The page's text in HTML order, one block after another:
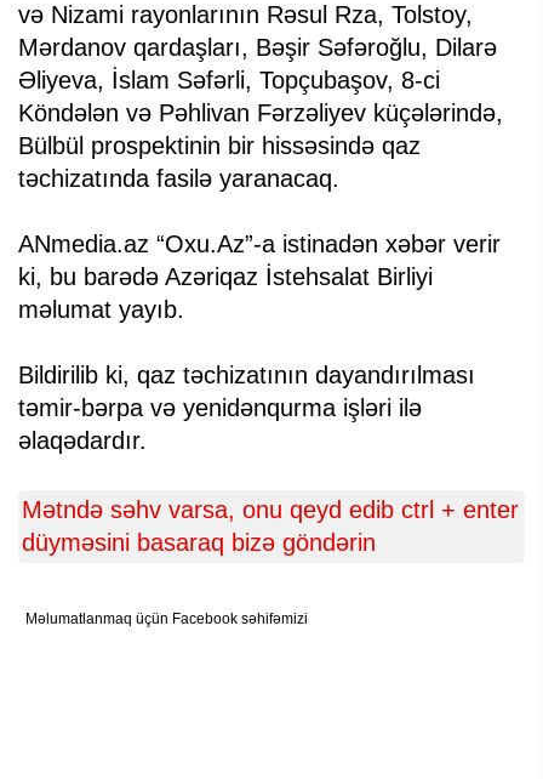
və Nizami rayonlarının Rəsul Rza, Tolstoy,
Mərdanov qardaşları, Bəşir Səfəroğlu, Dilarə
Əliyeva, İslam Səfərli, Topçubaşov, 8-ci
Köndələn və Pəhlivan Fərzəliyev küçələrində,
Bülbül prospektinin bir hissəsində qaz
təchizatında fasilə yaranacaq.
ANmedia.az “Oxu.Az”-a istinadən xəbər verir
ki, bu barədə Azəriqaz İstehsalat Birliyi
məlumat yayıb.
Bildirilib ki, qaz təchizatının dayandırılması
təmir-bərpa və yenidənqurma işləri ilə
əlaqədardır.
Mətndə səhv varsa, onu qeyd edib ctrl + enter
düyməsini basaraq bizə göndərin
Məlumatlanmaq üçün Facebook səhifəmizi